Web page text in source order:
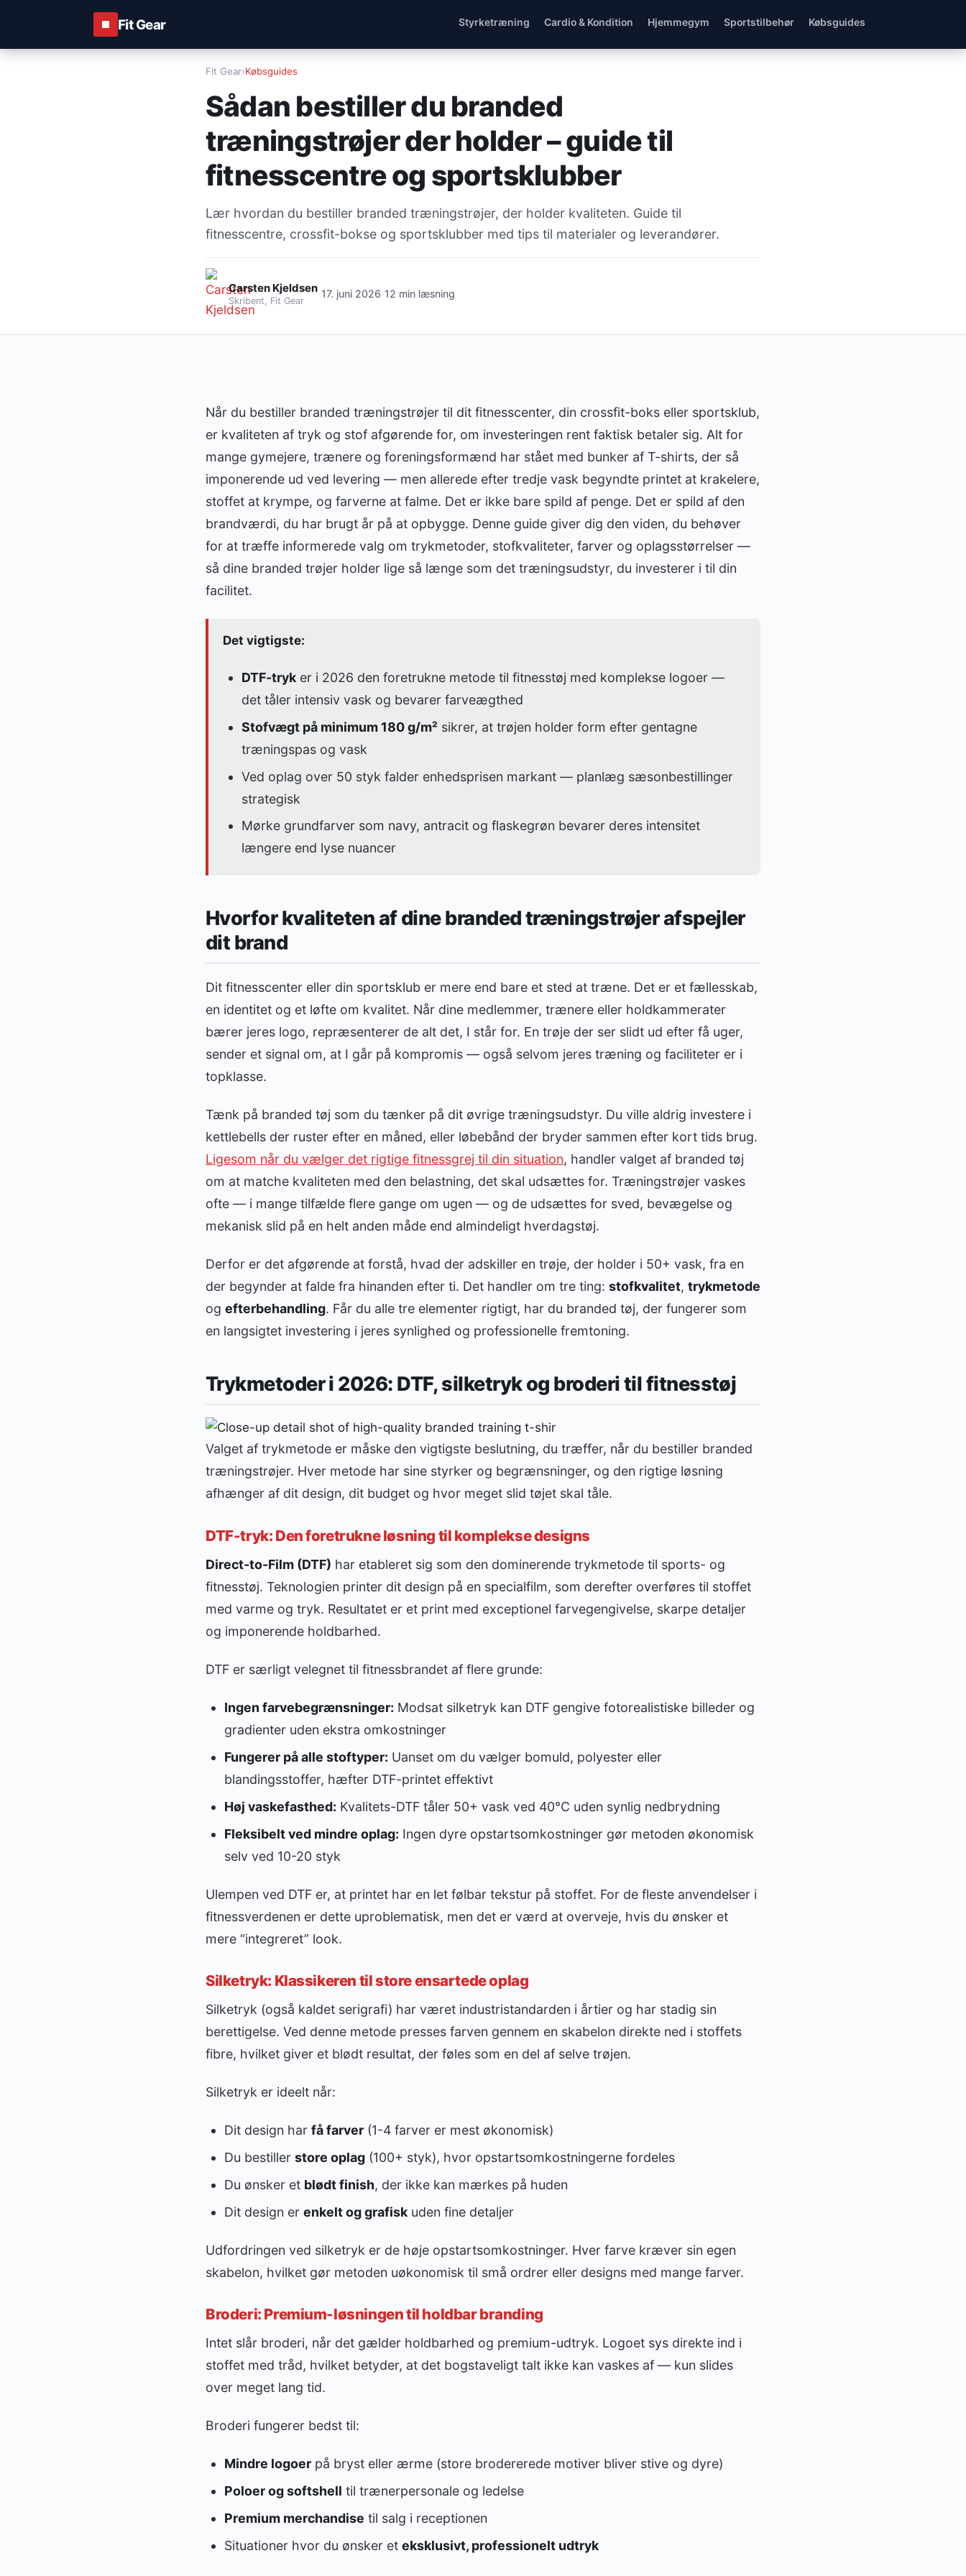
Fit Gear Styrketræning Cardio & Kondition Hjemmegym Sportstilbehør Købsguides
Fit Gear›Købsguides
Sådan bestiller du branded
træningstrøjer der holder – guide til
fitnesscentre og sportsklubber
Lær hvordan du bestiller branded træningstrøjer, der holder kvaliteten. Guide til
fitnesscentre, crossfit-bokse og sportsklubber med tips til materialer og leverandører.
Carsten Kjeldsen
Skribent, Fit Gear
17. juni 2026 12 min læsning
Når du bestiller branded træningstrøjer til dit fitnesscenter, din crossfit-boks eller sportsklub,
er kvaliteten af tryk og stof afgørende for, om investeringen rent faktisk betaler sig. Alt for
mange gymejere, trænere og foreningsformænd har stået med bunker af T-shirts, der så
imponerende ud ved levering — men allerede efter tredje vask begyndte printet at krakelere,
stoffet at krympe, og farverne at falme. Det er ikke bare spild af penge. Det er spild af den
brandværdi, du har brugt år på at opbygge. Denne guide giver dig den viden, du behøver
for at træffe informerede valg om trykmetoder, stofkvaliteter, farver og oplagsstørrelser —
så dine branded trøjer holder lige så længe som det træningsudstyr, du investerer i til din
facilitet.
Det vigtigste:
DTF-tryker i 2026 den foretrukne metode til fitnesstøj med komplekse logoer —
det tåler intensiv vask og bevarer farveægthed
Stofvægt på minimum 180 g/m² sikrer, at trøjen holder form efter gentagne
træningspas og vask
Ved oplag over 50 styk falder enhedsprisen markant — planlæg sæsonbestillinger
strategisk
Mørke grundfarver som navy, antracit og flaskegrøn bevarer deres intensitet
længere end lyse nuancer
Hvorfor kvaliteten af dine branded træningstrøjer afspejler
dit brand
Dit fitnesscenter eller din sportsklub er mere end bare et sted at træne. Det er et fællesskab,
en identitet og et løfte om kvalitet. Når dine medlemmer, trænere eller holdkammerater
bærer jeres logo, repræsenterer de alt det, I står for. En trøje der ser slidt ud efter få uger,
sender et signal om, at I går på kompromis — også selvom jeres træning og faciliteter er i
topklasse.
Tænk på branded tøj som du tænker på dit øvrige træningsudstyr. Du ville aldrig investere i
kettlebells der ruster efter en måned, eller løbebånd der bryder sammen efter kort tids brug.
Ligesom når du vælger det rigtige fitnessgrej til din situation, handler valget af branded tøj
om at matche kvaliteten med den belastning, det skal udsættes for. Træningstrøjer vaskes
ofte — i mange tilfælde flere gange om ugen — og de udsættes for sved, bevægelse og
mekanisk slid på en helt anden måde end almindeligt hverdagstøj.
Derfor er det afgørende at forstå, hvad der adskiller en trøje, der holder i 50+ vask, fra en
der begynder at falde fra hinanden efter ti. Det handler om tre ting: stofkvalitet, trykmetode
og efterbehandling. Får du alle tre elementer rigtigt, har du branded tøj, der fungerer som
en langsigtet investering i jeres synlighed og professionelle fremtoning.
Trykmetoder i 2026: DTF, silketryk og broderi til fitnesstøj
Valget af trykmetode er måske den vigtigste beslutning, du træffer, når du bestiller branded
træningstrøjer. Hver metode har sine styrker og begrænsninger, og den rigtige løsning
afhænger af dit design, dit budget og hvor meget slid tøjet skal tåle.
DTF-tryk: Den foretrukne løsning til komplekse designs
Direct-to-Film (DTF) har etableret sig som den dominerende trykmetode til sports- og
fitnesstøj. Teknologien printer dit design på en specialfilm, som derefter overføres til stoffet
med varme og tryk. Resultatet er et print med exceptionel farvegengivelse, skarpe detaljer
og imponerende holdbarhed.
DTF er særligt velegnet til fitnessbrandet af flere grunde:
Ingen farvebegrænsninger: Modsat silketryk kan DTF gengive fotorealistiske billeder og
gradienter uden ekstra omkostninger
Fungerer på alle stoftyper: Uanset om du vælger bomuld, polyester eller
blandingsstoffer, hæfter DTF-printet effektivt
Høj vaskefasthed: Kvalitets-DTF tåler 50+ vask ved 40°C uden synlig nedbrydning
Fleksibelt ved mindre oplag: Ingen dyre opstartsomkostninger gør metoden økonomisk
selv ved 10-20 styk
Ulempen ved DTF er, at printet har en let følbar tekstur på stoffet. For de fleste anvendelser i
fitnessverdenen er dette uproblematisk, men det er værd at overveje, hvis du ønsker et
mere “integreret” look.
Silketryk: Klassikeren til store ensartede oplag
Silketryk (også kaldet serigrafi) har været industristandarden i årtier og har stadig sin
berettigelse. Ved denne metode presses farven gennem en skabelon direkte ned i stoffets
fibre, hvilket giver et blødt resultat, der føles som en del af selve trøjen.
Silketryk er ideelt når:
Dit design har få farver(1-4 farver er mest økonomisk)
Du bestiller store oplag(100+ styk), hvor opstartsomkostningerne fordeles
Du ønsker et blødt finish, der ikke kan mærkes på huden
Dit design er enkelt og grafiskuden fine detaljer
Udfordringen ved silketryk er de høje opstartsomkostninger. Hver farve kræver sin egen
skabelon, hvilket gør metoden uøkonomisk til små ordrer eller designs med mange farver.
Broderi: Premium-løsningen til holdbar branding
Intet slår broderi, når det gælder holdbarhed og premium-udtryk. Logoet sys direkte ind i
stoffet med tråd, hvilket betyder, at det bogstaveligt talt ikke kan vaskes af — kun slides
over meget lang tid.
Broderi fungerer bedst til:
Mindre logoerpå bryst eller ærme (store brodererede motiver bliver stive og dyre)
Poloer og softshell til trænerpersonale og ledelse
Premium merchandise til salg i receptionen
Situationer hvor du ønsker et eksklusivt, professionelt udtryk